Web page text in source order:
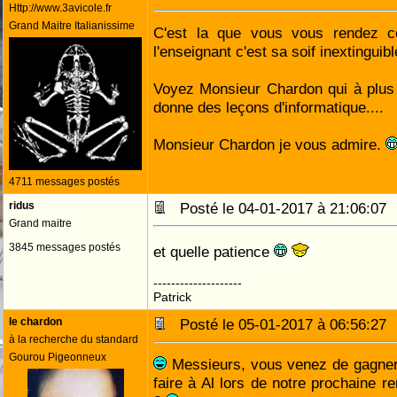
Http://www.3avicole.fr
Grand Maitre Italianissime
4711 messages postés
C'est la que vous vous rendez
l'enseignant c'est sa soif
Voyez Monsieur Chardon qui à
donne des leçons d'informatique....
Monsieur Chardon je vous admire.
ridus
Grand maitre
3845 messages postés
Posté le 04-01-2017 à
et quelle patience
--------------------
Patrick
le chardon
à la recherche du standard
Gourou Pigeonneux
Posté le 05-01-2017 à
Messieurs, vous venez de
faire à Al lors de notre prochaine